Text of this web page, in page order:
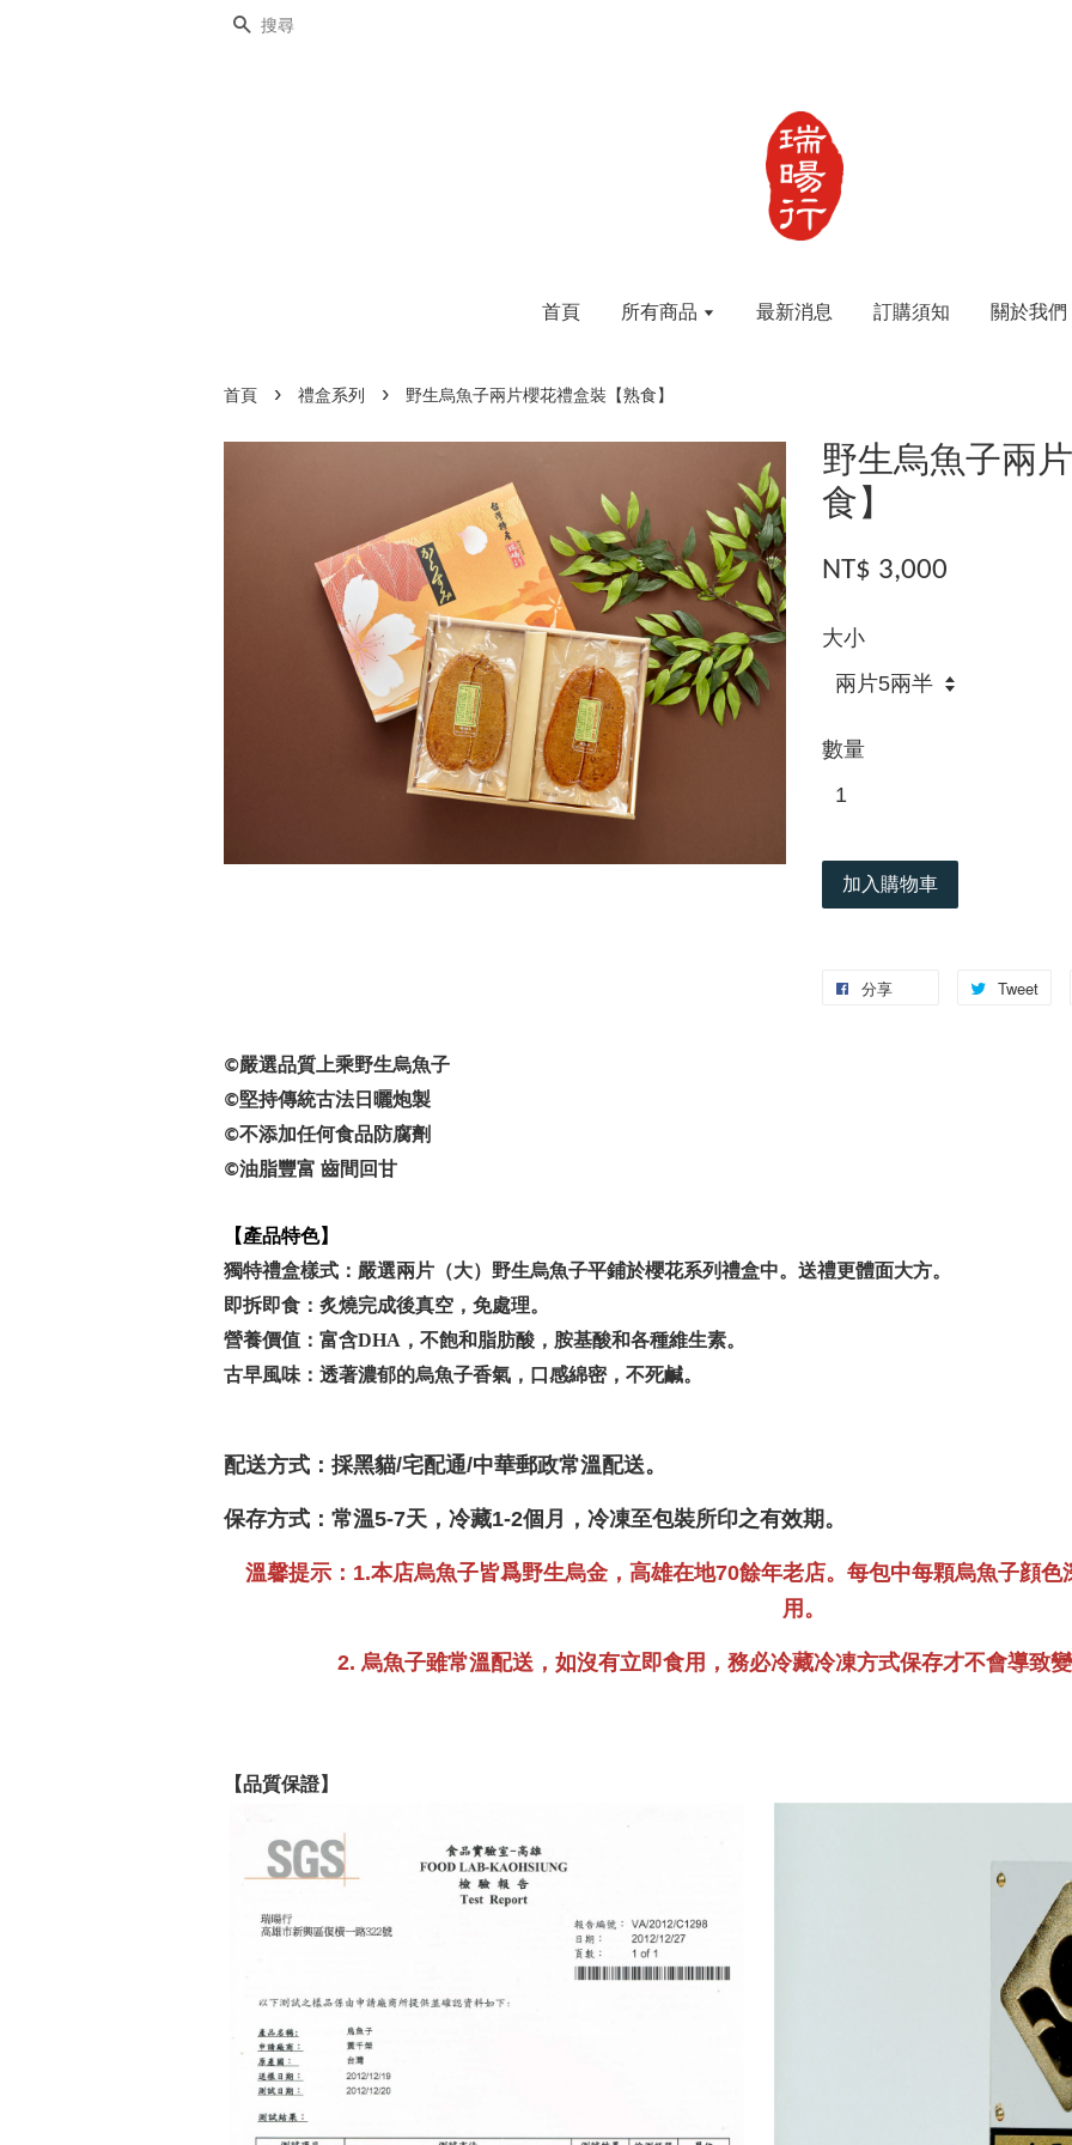
搜尋
首頁 所有商品 最新消息 訂購須知 關於我們
首頁 › 禮盒系列 › 野生烏魚子兩片櫻花禮盒裝【熟食】
野生烏魚子兩
食】
NT$ 3,000
大小
數量
加入購物車
分享 Tweet
©️嚴選品質上乘野生烏魚子
©️堅持傳統古法日曬炮製
©️不添加任何食品防腐劑
©️油脂豐富 齒間回甘
【產品特色】
獨特禮盒樣式：嚴選兩片（大）野生烏魚子平鋪於櫻花系列禮盒中。送禮更體面大方。
即拆即食：炙燒完成後真空，免處理。
營養價值：富含DHA，不飽和脂肪酸，胺基酸和各種維生素。
古早風味：透著濃郁的烏魚子香氣，口感綿密，不死鹹。
配送方式：採黑貓/宅配通/中華郵政常溫配送。
保存方式：常溫5-7天，冷藏1-2個月，冷凍至包裝所印之有效期。
溫馨提示：1.本店烏魚子皆爲野生烏金，高雄在地70餘年老店。每包中每顆烏魚子顔
用。
2. 烏魚子雖常溫配送，如沒有立即食用，務必冷藏冷凍方式保存才不會導致變
【品質保證】